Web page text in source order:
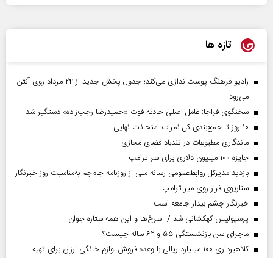
تازه ها
رادیو فرهنگ پوست‌اندازی می‌کند؛ جدول پخش جدید از ۲۴ مرداد روی آنتن
می‌رود
سخنگوی فراجا: عامل اصلی حادثه فوت «حمیدرضا رجب‌زاده» دستگیر شد
۱۰ روز تا جمع‌بندی کل نمرات امتحانات نهایی
ماندگاری مطبوعات در تندباد فضای مجازی
جایزه ۱۰۰ میلیون دلاری برای سر ترامپ
بازدید مدیرکل روابط‌عمومی رسانه ملی از روزنامه جام‌جم به‌مناسبت روز خبرنگار
سناریوی فرار روی میز ترامپ
خبرنگار چشم بیدار جامعه است
پرسپولیس کهکشانی شد / سرخ‌ها و این همه ستاره جوان
ماجرای سن بازنشستگی ۵۵ و ۶۲ ساله چیست؟
کلاهبرداری ۱۰۰ میلیارد ریالی با وعده فروش لوازم خانگی ارزان برای تهیه